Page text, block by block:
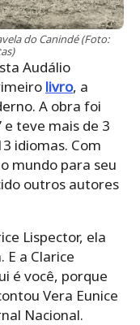
do Canindé (Foto:
Audálio
livro, a
A obra foi
e teve mais de 3
idiomas. Com
mundo para seu
outros autores
Lispector, ela
E a Clarice
é você, porque
Vera Eunice
Nacional.